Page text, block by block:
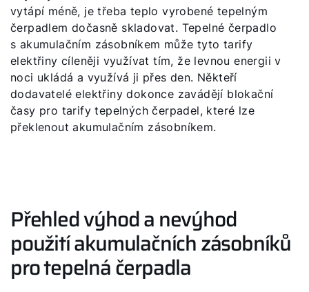
vytápí méně, je třeba teplo vyrobené tepelným
čerpadlem dočasně skladovat. Tepelné čerpadlo
s akumulačním zásobníkem může tyto tarify
elektřiny cíleněji využívat tím, že levnou energii v
noci ukládá a využívá ji přes den. Někteří
dodavatelé elektřiny dokonce zavádějí blokační
časy pro tarify tepelných čerpadel, které lze
překlenout akumulačním zásobníkem.
Přehled výhod a nevýhod
použití akumulačních zásobníků
pro tepelná čerpadla